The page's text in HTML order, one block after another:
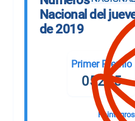
Nacional del
de 2019
Primer Premio
05255
Reintegros